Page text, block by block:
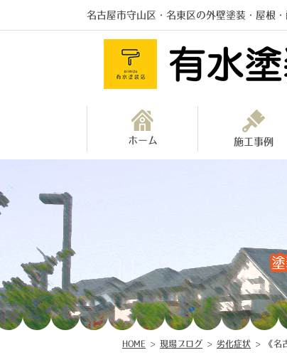
名古屋市守山区・名東区の外壁塗装・屋根
ホーム 施工事例
HOME > 現場ブログ > 劣化症状 > 《名